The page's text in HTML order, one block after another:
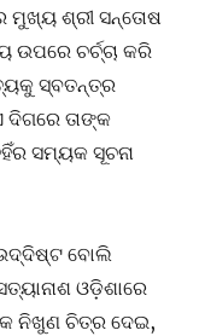
ଶ୍ରୀ ସନ୍ତୋଷ
ଉପରେ ଚର୍ଚ୍ଚା କରି
ସ୍ବତନ୍ତ୍ର
ଦିଗରେ ତାଙ୍କ
ସମ୍ୟକ ସୂଚନା
ଉଦ୍ଦିଷ୍ଟ ବୋଲି
ଓଡ଼ିଶାରେ
ନିଖୁଣ ଚିତ୍ର ଦେଇ,